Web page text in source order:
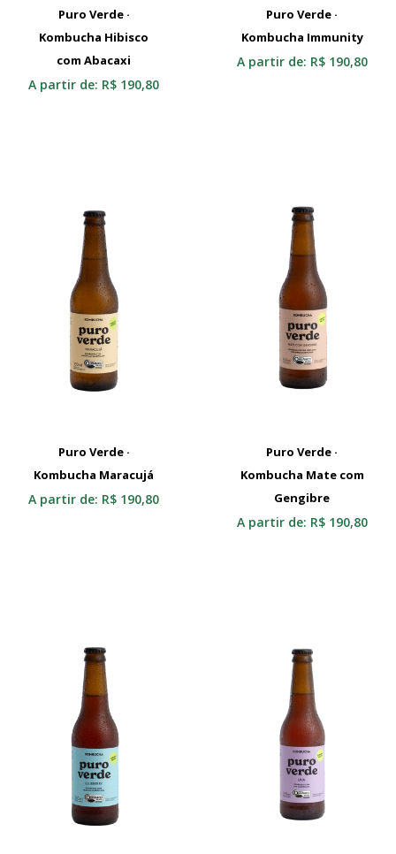
Selecionar
Puro Verde ·
Kombucha Hibisco
com Abacaxi
A partir de: R$ 190,80
Selecionar
Puro Verde ·
Kombucha Immunity
A partir de: R$190,80
Selecionar
Puro Verde ·
Kombucha Maracujá
A partir de: R$ 190,80
Selecionar
Puro Verde ·
Kombucha Mate com
Gengibre
A partir de: R$190,80